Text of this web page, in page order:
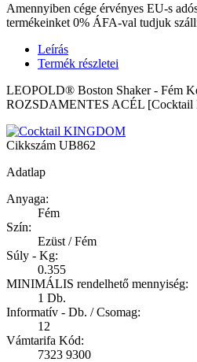
Amennyiben cége érvényes EU-s
termékeinket 0% ÁFA-val tudjuk
Leírás
Termék részletei
LEOPOLD® Boston Shaker - Fém
ROZSDAMENTES ACÉL [Cocktail
Cikkszám UB862
Adatlap
Anyaga:
Fém
Szín:
Ezüst / Fém
Súly - Kg:
0.355
MINIMÁLIS rendelhető mennyiség:
1 Db.
Informatív - Db. / Csomag:
12
Vámtarifa Kód:
7323 9300